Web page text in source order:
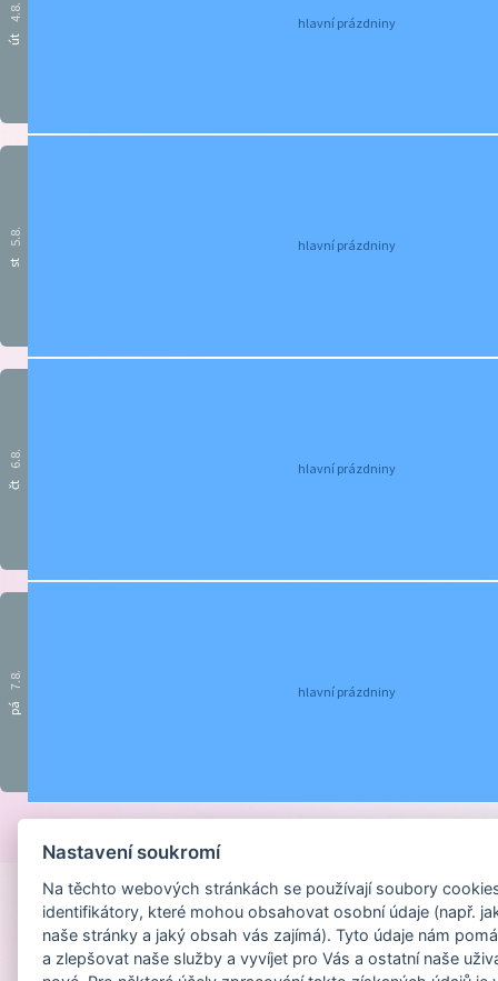
út
4.8.
hlavní prázdniny
st
5.8. hlavní prázdniny
čt
6.8. hlavní prázdniny
pá
7.8.
hlavní prázdniny
Nastavení soukromí
Na těchto webových stránkách se používají soubory
identifikátory, které mohou obsahovat osobní údaje (např.
naše stránky a jaký obsah vás zajímá). Tyto údaje nám
a zlepšovat naše služby a vyvíjet pro Vás a ostatní naše